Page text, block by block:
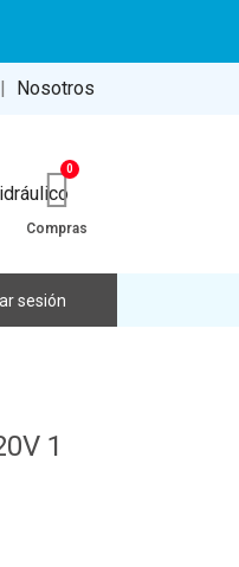
| Nosotros
Compras
sesión
1